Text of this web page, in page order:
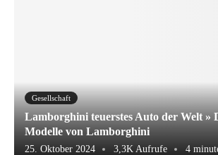
Gesellschaft
Lamborghini teuerstes Auto der Welt »
Modelle von Lamborghini
25. Oktober 2024 3,3K Aufrufe 4